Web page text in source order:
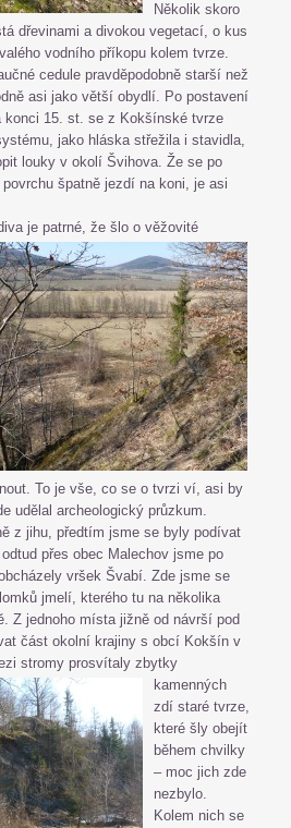
Několik skoro
dřevinami a divokou vegetací, o kus
vodního příkopu kolem tvrze.
cedule pravděpodobně starší než
asi jako větší obydlí. Po postavení
konci 15. st. se z Kokšínské tvrze
jako hláska střežila i stavidla,
louky v okolí Švihova. Že se po
špatně jezdí na koni, je asi
je patrné, že šlo o věžovité
To je vše, co se o tvrzi ví, asi by
udělal archeologický průzkum.
z jihu, předtím jsme se byly podívat
přes obec Malechov jsme po
vršek Švabí. Zde jsme se
jmelí, kterého tu na několika
Z jednoho místa jižně od návrší pod
část okolní krajiny s obcí Kokšín v
stromy prosvítaly zbytky
kamenných
zdí staré tvrze,
které šly obejít
během chvilky
– moc jich zde
nezbylo.
Kolem nich se